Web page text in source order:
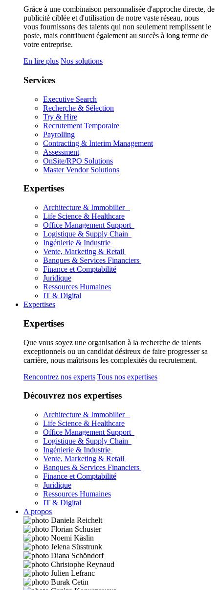
Grâce à une combinaison personnalisée d'approche directe, de
publicité ciblée et d'utilisation de notre vaste réseau, nous
vous fournissons des talents qui non seulement remplissent le
poste, mais contribuent également au succès à long terme de
votre entreprise.
En lire plus Nos solutions
Services
Executive Search
Recherche & Sélection
Try & Hire
Recrutement Temporaire
Payrolling
Contracting & Interim Management
Assessment
OnSite/RPO Solutions
Master Vendor Solutions
Expertises
Architecture & Immobilier
Life Science & Healthcare
Office Management Support
Logistique & Supply Chain
Ingénierie & Industrie
Vente, Marketing & Retail
Banques & Services Financiers
Finance et Comptabilité
Juridique
Ressources Humaines
IT & Digital
Expertises
Expertises
Que vous soyez une organisation à la recherche de talents
exceptionnels ou un candidat désireux de faire progresser sa
carrière, nous maîtrisons les complexités du recrutement.
Rencontrez nos experts Tous nos expertises
Découvrez nos expertises
Architecture & Immobilier
Life Science & Healthcare
Office Management Support
Logistique & Supply Chain
Ingénierie & Industrie
Vente, Marketing & Retail
Banques & Services Financiers
Finance et Comptabilité
Juridique
Ressources Humaines
IT & Digital
A propos